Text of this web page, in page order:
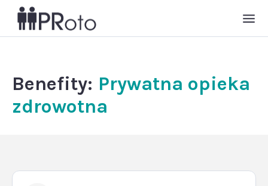
Benefity: Prywatna opieka
zdrowotna